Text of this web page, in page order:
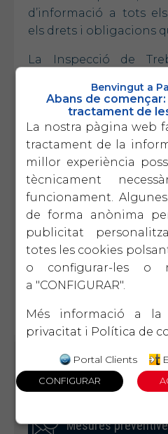
d’informació a tots
els drets i obligacions
La Inspecció de
obligació.
En alguns ajuts ja és
el fet de tenir-lo fet i
Recordeu que
servei,compte amb
proveïdors dubtosos.
que us fem
informació.
Per a més informació,
la seva disposició
CIRCULARS
Mesures
Benvingut a
Abans de
tractament de
La nostra pàgina web
tractament de la
millor experiència
tècnicament
funcionament.
de forma anònima
publicitat
totes les cookies
o configurar-les o
a "CONFIGURAR".
Més informació a la
privacitat i Política de
Portal Clients